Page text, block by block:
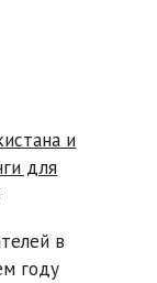
и
для
в
году